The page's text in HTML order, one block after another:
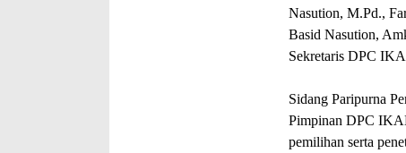
Nasution, M.Pd.,
Basid Nasution,
Sekretaris DPC
Sidang Paripurna
Pimpinan DPC
pemilihan serta